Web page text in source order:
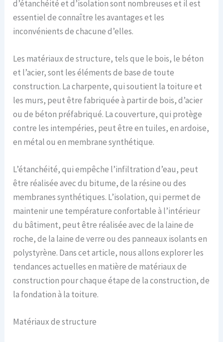
d’étanchéité et d’isolation sont nombreuses et il est
essentiel de connaître les avantages et les
inconvénients de chacune d’elles.
Les matériaux de structure, tels que le bois, le béton
et l’acier, sont les éléments de base de toute
construction. La charpente, qui soutient la toiture et
les murs, peut être fabriquée à partir de bois, d’acier
ou de béton préfabriqué. La couverture, qui protège
contre les intempéries, peut être en tuiles, en ardoise,
en métal ou en membrane synthétique.
L’étanchéité, qui empêche l’infiltration d’eau, peut
être réalisée avec du bitume, de la résine ou des
membranes synthétiques. L’isolation, qui permet de
maintenir une température confortable à l’intérieur
du bâtiment, peut être réalisée avec de la laine de
roche, de la laine de verre ou des panneaux isolants en
polystyrène. Dans cet article, nous allons explorer les
tendances actuelles en matière de matériaux de
construction pour chaque étape de la construction, de
la fondation à la toiture.
Matériaux de structure